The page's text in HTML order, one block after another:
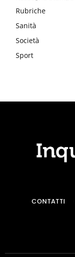
Rubriche
Sanità
Società
Sport
CONTATTI